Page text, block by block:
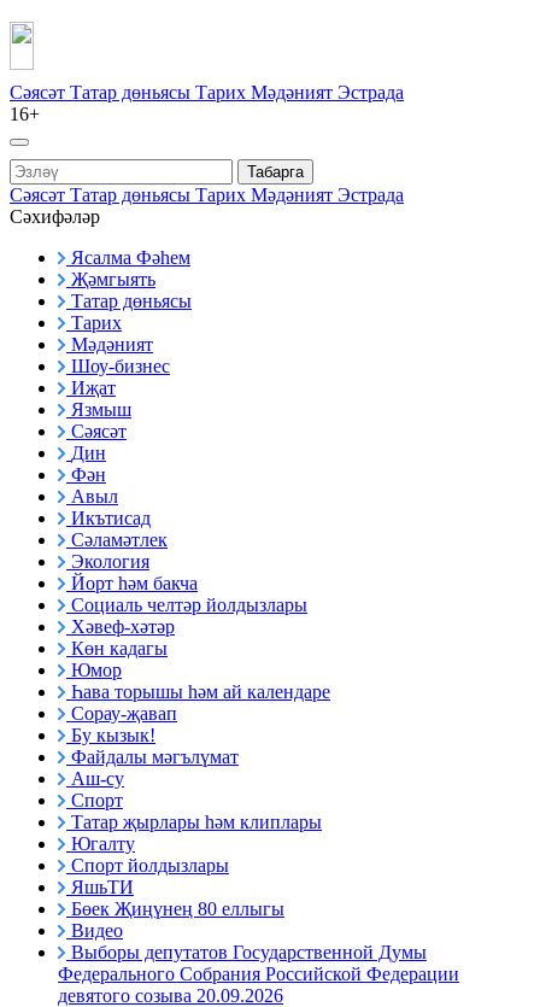
Сәясәт Татар дөньясы Тарих Мәдәният Эстрада
16+
Табарга
Сәясәт Татар дөньясы Тарих Мәдәният Эстрада
Сәхифәләр
Ясалма Фәһем
Җәмгыять
Татар дөньясы
Тарих
Мәдәният
Шоу-бизнес
Иҗат
Язмыш
Сәясәт
Дин
Фән
Авыл
Икътисад
Сәламәтлек
Экология
Йорт һәм бакча
Социаль челтәр йолдызлары
Хәвеф-хәтәр
Көн кадагы
Юмор
Һава торышы һәм ай календаре
Сорау-җавап
Бу кызык!
Файдалы мәгълүмат
Аш-су
Спорт
Татар җырлары һәм клиплары
Югалту
Спорт йолдызлары
ЯшьТИ
Бөек Җиңүнең 80 еллыгы
Видео
Выборы депутатов Государственной Думы
Федерального Собрания Российской Федерации
девятого созыва 20.09.2026